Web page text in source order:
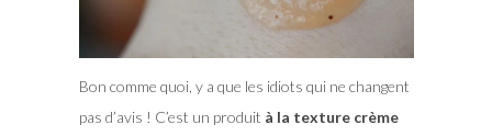
Bon comme quoi, y a que les idiots qui ne changent
pas d’avis ! C’est un produit à la texture crème